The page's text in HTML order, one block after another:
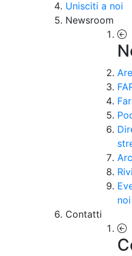
Unisciti a noi
Newsroom
noi
Contatti